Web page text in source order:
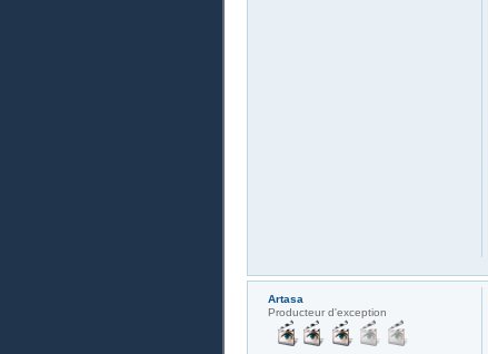
Artasa
Producteur d'exception